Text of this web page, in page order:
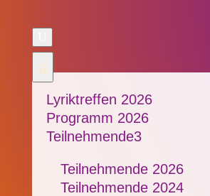
a
Lyriktreffen 2026
Programm 2026
Teilnehmende3
Teilnehmende 2026
Teilnehmende 2024